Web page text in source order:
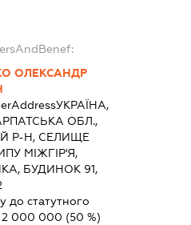
ОЛЕКСАНДР
УКРАЇНА,
ОБЛ.,
Р-Н, СЕЛИЩЕ
МІЖГІР'Я,
БУДИНОК 91,
до статутного
2 000 000 (50 %)